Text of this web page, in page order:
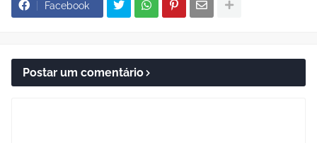
Facebook
Postar um comentário